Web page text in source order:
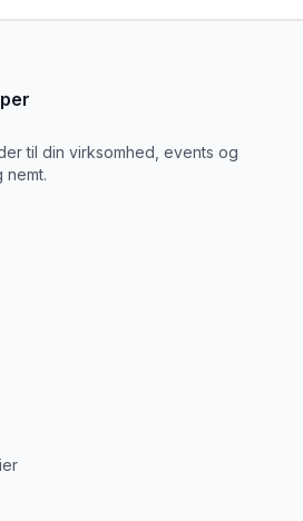
til din virksomhed, events og
nemt.